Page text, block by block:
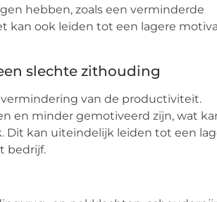
hebben, zoals een verminderde
kan ook leiden tot een lagere
slechte zithouding
van de productiviteit.
en minder gemotiveerd zijn, wat
kan uiteindelijk leiden tot een
bedrijf.